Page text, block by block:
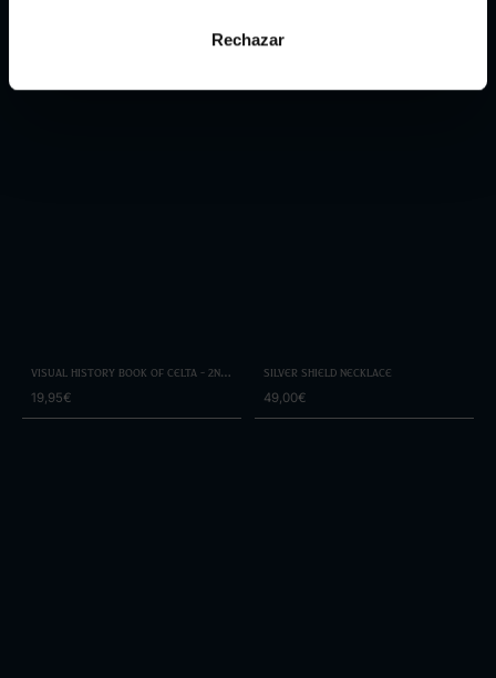
Rechazar
Visual History Book of Celta - 2nd
Edition
19,95€
Silver Shield Necklace
49,00€